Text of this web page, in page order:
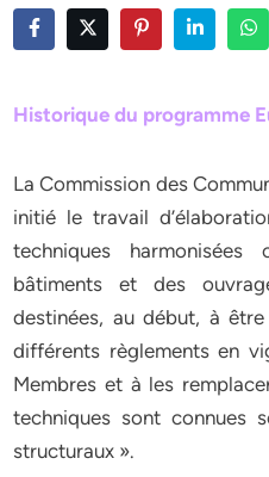
Historique du programme
La Commission des
initié le travail
techniques
bâtiments et des
destinées, au début, à
différents règlements en
Membres et à les
techniques sont connues
structuraux ».